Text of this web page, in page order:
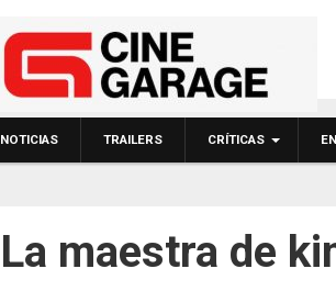
NOTICIAS TRAILERS CRÍTICAS
La maestra de